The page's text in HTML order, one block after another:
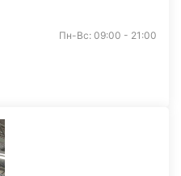
Пн-Вс: 09:00 - 21:00